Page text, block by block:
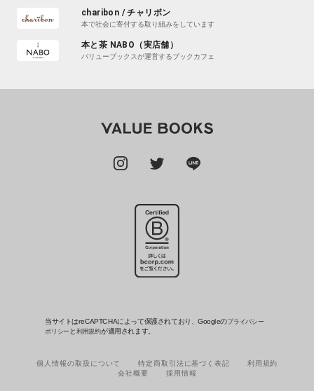
charibon / チャリボン
本で社会に寄付する取り組みをしています
本と茶 NABO（実店舗）
バリューブックスが運営するブックカフェ
当サイトはreCAPTCHAによって保護されており、Googleのプライバシー
ポリシーと 利用規約が適用されます。
個人情報の取扱について 特定商取引法に基づく表記
利用規約
会社概要
採用情報